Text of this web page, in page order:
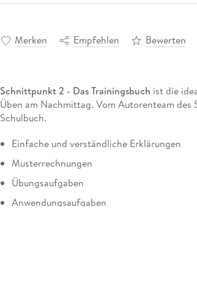
Merken Empfehlen Bewerten
Schnittpunkt 2 - Das Trainingsbuch ist die
Üben am Nachmittag. Vom Autorenteam
Schulbuch.
Einfache und verständliche Erklärungen
Musterrechnungen
Übungsaufgaben
Anwendungsaufgaben